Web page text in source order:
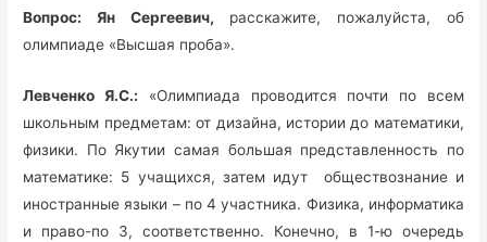
Вопрос: Ян Сергеевич, расскажите, пожалуйста, об
олимпиаде «Высшая проба».
Левченко Я.С.: «Олимпиада проводится почти по всем
школьным предметам: от дизайна, истории до математики,
физики. По Якутии самая большая представленность по
математике: 5 учащихся, затем идут обществознание и
иностранные языки – по 4 участника. Физика, информатика
и право-по 3, соответственно. Конечно, в 1-ю очередь